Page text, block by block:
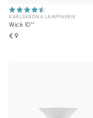
KARLSKRONA LAMPFABRIK
Wick 10'''
€ 9